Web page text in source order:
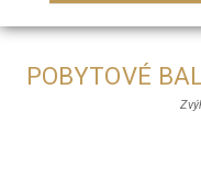
POBYTOVÉ